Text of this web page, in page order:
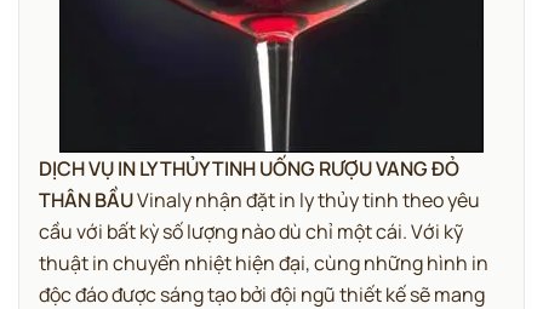
DỊCH VỤ IN LY THỦY TINH UỐNG RƯỢU VANG ĐỎ
THÂN BẦUVinaly nhận đặt in ly thủy tinh theo yêu
cầu với bất kỳ số lượng nào dù chỉ một cái. Với kỹ
thuật in chuyển nhiệt hiện đại, cùng những hình in
độc đáo được sáng tạo bởi đội ngũ thiết kế sẽ mang